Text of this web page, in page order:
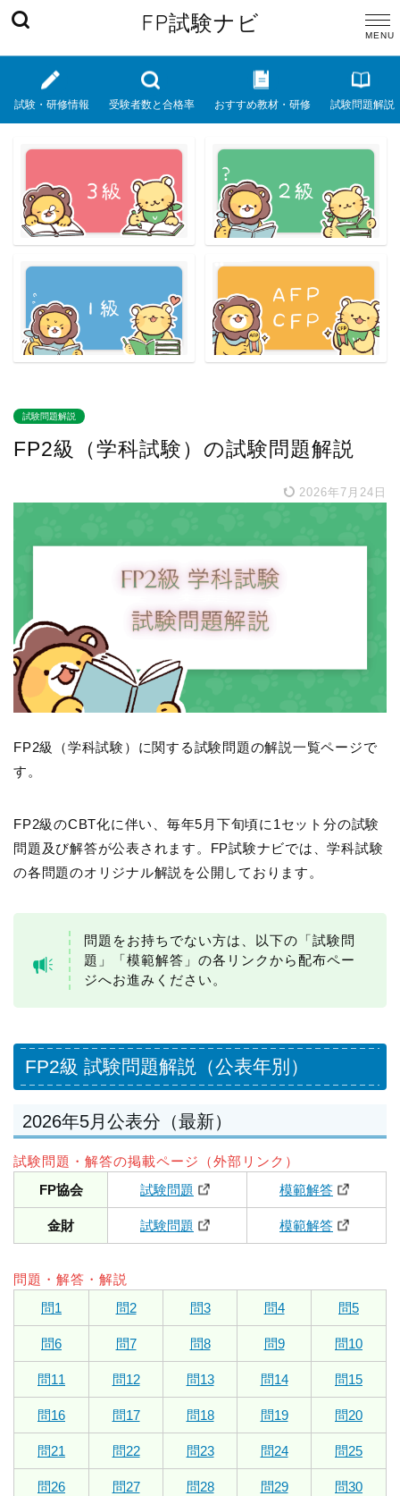
FP試験ナビ
試験・研修情報 受験者数と合格率 おすすめ教材・研修 試験問題解説
試験問題解説
FP2級（学科試験）の試験問題解説
2026年7月24日
FP2級（学科試験）に関する試験問題の解説一覧ページで
す。
FP2級のCBT化に伴い、毎年5月下旬頃に1セット分の試験
問題及び解答が公表されます。FP試験ナビでは、学科試験
の各問題のオリジナル解説を公開しております。
問題をお持ちでない方は、以下の「試験問
題」「模範解答」の各リンクから配布ペー
ジへお進みください。
FP2級 試験問題解説（公表年別）
2026年5月公表分（最新）
試験問題・解答の掲載ページ（外部リンク）
FP協会
試験問題 模範解答
金財 試験問題 模範解答
問題・解答・解説
問1
問2 問3 問4 問5
問6 問7 問8 問9 問10
問11 問12 問13 問14 問15
問16 問17 問18 問19 問20
問21 問22 問23 問24 問25
問26 問27 問28 問29 問30